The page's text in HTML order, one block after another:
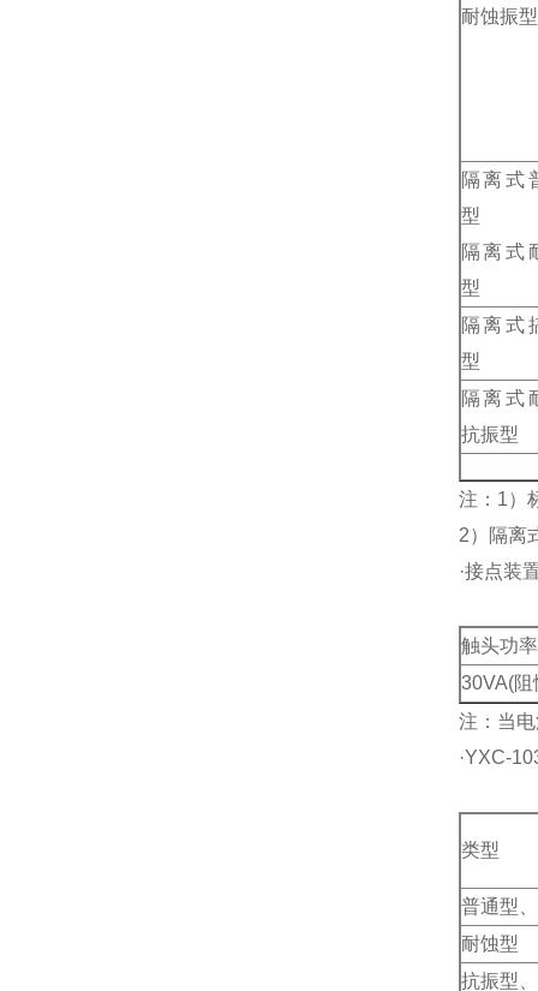
耐蚀振型
隔离式
型
隔离式
型
隔离式
型
隔离式
抗振型
注：1）
2）隔离
·接点装
触头功率
30VA(阻
注：当
·YXC-
类型
普通型
耐蚀型
抗振型